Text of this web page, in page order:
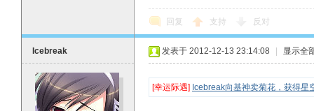
回复 支持 反对
Icebreak 发表于 2012-12-13 23:14:08 显示全
[幸运际遇] Icebreak向基神卖菊花，获得星